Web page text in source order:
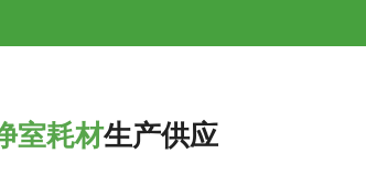
室耗材生产供应